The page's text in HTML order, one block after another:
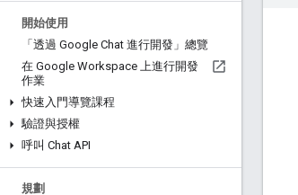
開始使用
「透過 Google Chat 進行開發」總覽
在 Google Workspace 上進行開發
作業
快速入門導覽課程
驗證與授權
呼叫 Chat API
規劃